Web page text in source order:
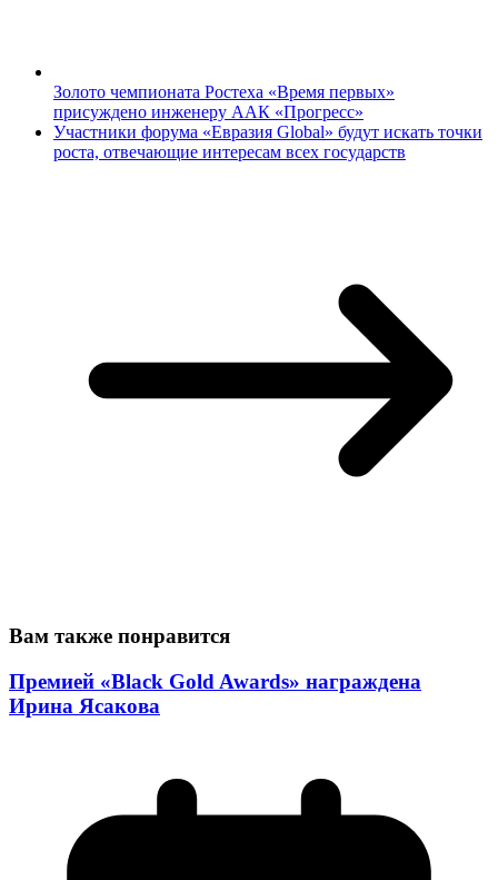
Золото чемпионата Ростеха «Время первых»
присуждено инженеру ААК «Прогресс»
Участники форума «Евразия Global» будут искать точки
роста, отвечающие интересам всех государств
Вам также понравится
Премией «Black Gold Awards» награждена
Ирина Ясакова